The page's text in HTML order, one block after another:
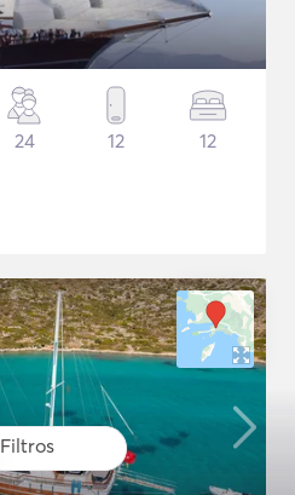
Filtros
24 12 12